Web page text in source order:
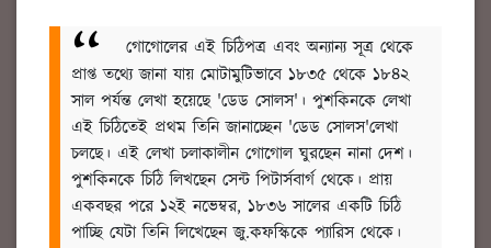
গোগোলের এই চিঠিপত্র এবং অন্যান্য সূত্র থেকে
প্রাপ্ত তথ্যে জানা যায় মোটামুটিভাবে ১৮৩৫ থেকে ১৮৪২
সাল পর্যন্ত লেখা হয়েছে 'ডেড সোলস'। পুশকিনকে লেখা
এই চিঠিতেই প্রথম তিনি জানাচ্ছেন 'ডেড সোলস'লেখা
চলছে। এই লেখা চলাকালীন গোগোল ঘুরছেন নানা দেশ।
পুশকিনকে চিঠি লিখছেন সেন্ট পিটার্সবার্গ থেকে। প্রায়
একবছর পরে ১২ই নভেম্বর, ১৮৩৬ সালের একটি চিঠি
পাচ্ছি যেটা তিনি লিখেছেন জু.কফস্কিকে প্যারিস থেকে।